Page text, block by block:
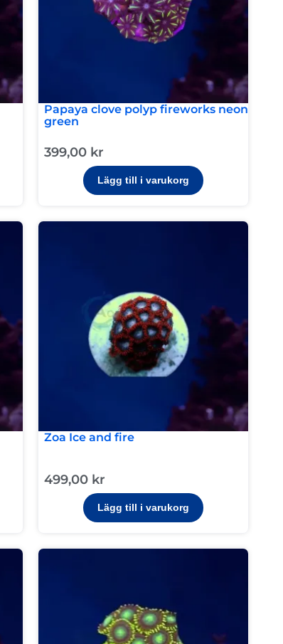
Papaya clove polyp fireworks neon
green
399,00 kr
Lägg till i varukorg
Zoa Ice and fire
499,00 kr
Lägg till i varukorg